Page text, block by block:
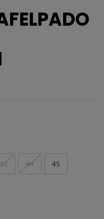
43 44 45